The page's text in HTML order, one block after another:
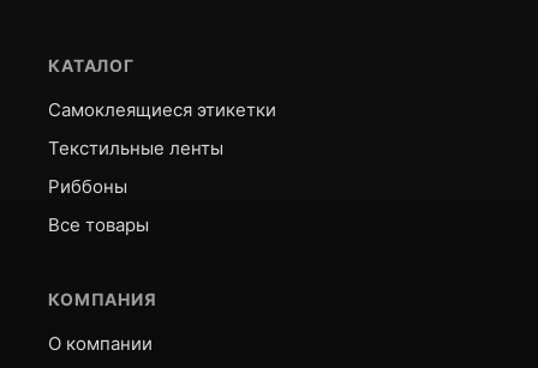
КАТАЛОГ
Самоклеящиеся этикетки
Текстильные ленты
Риббоны
Все товары
КОМПАНИЯ
О компании